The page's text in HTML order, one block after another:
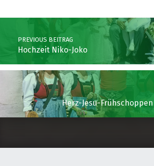
Post navigation
PREVIOUS BEITRAG
Hochzeit Niko-Joko
Herz-Jesu-